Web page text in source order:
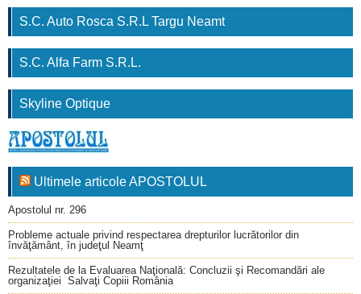
S.C. Auto Rosca S.R.L Targu Neamt
S.C. Alfa Farm S.R.L.
Skyline Optique
Ultimele articole APOSTOLUL
Apostolul nr. 296
Probleme actuale privind respectarea drepturilor lucrătorilor din
învăţământ, în judeţul Neamţ
Rezultatele de la Evaluarea Naţională: Concluzii şi Recomandări ale
organizaţiei Salvaţi Copiii România